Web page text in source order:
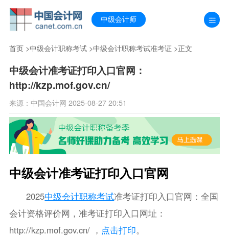
中级会计师
首页>中级会计职称考试>中级会计职称考试准考证 >正文
中级会计准考证打印入口官网：
http://kzp.mof.gov.cn/
来源：中国会计网 2025-08-27 20:51
中级会计准考证打印入口官网
2025中级会计职称考试准考证打印入口官网：全国
会计资格评价网，准考证打印入口网址：
http://kzp.mof.gov.cn/ ， 点击打印。